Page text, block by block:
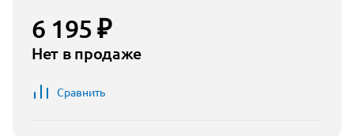
6 195 ₽
Нет в продаже
Сравнить